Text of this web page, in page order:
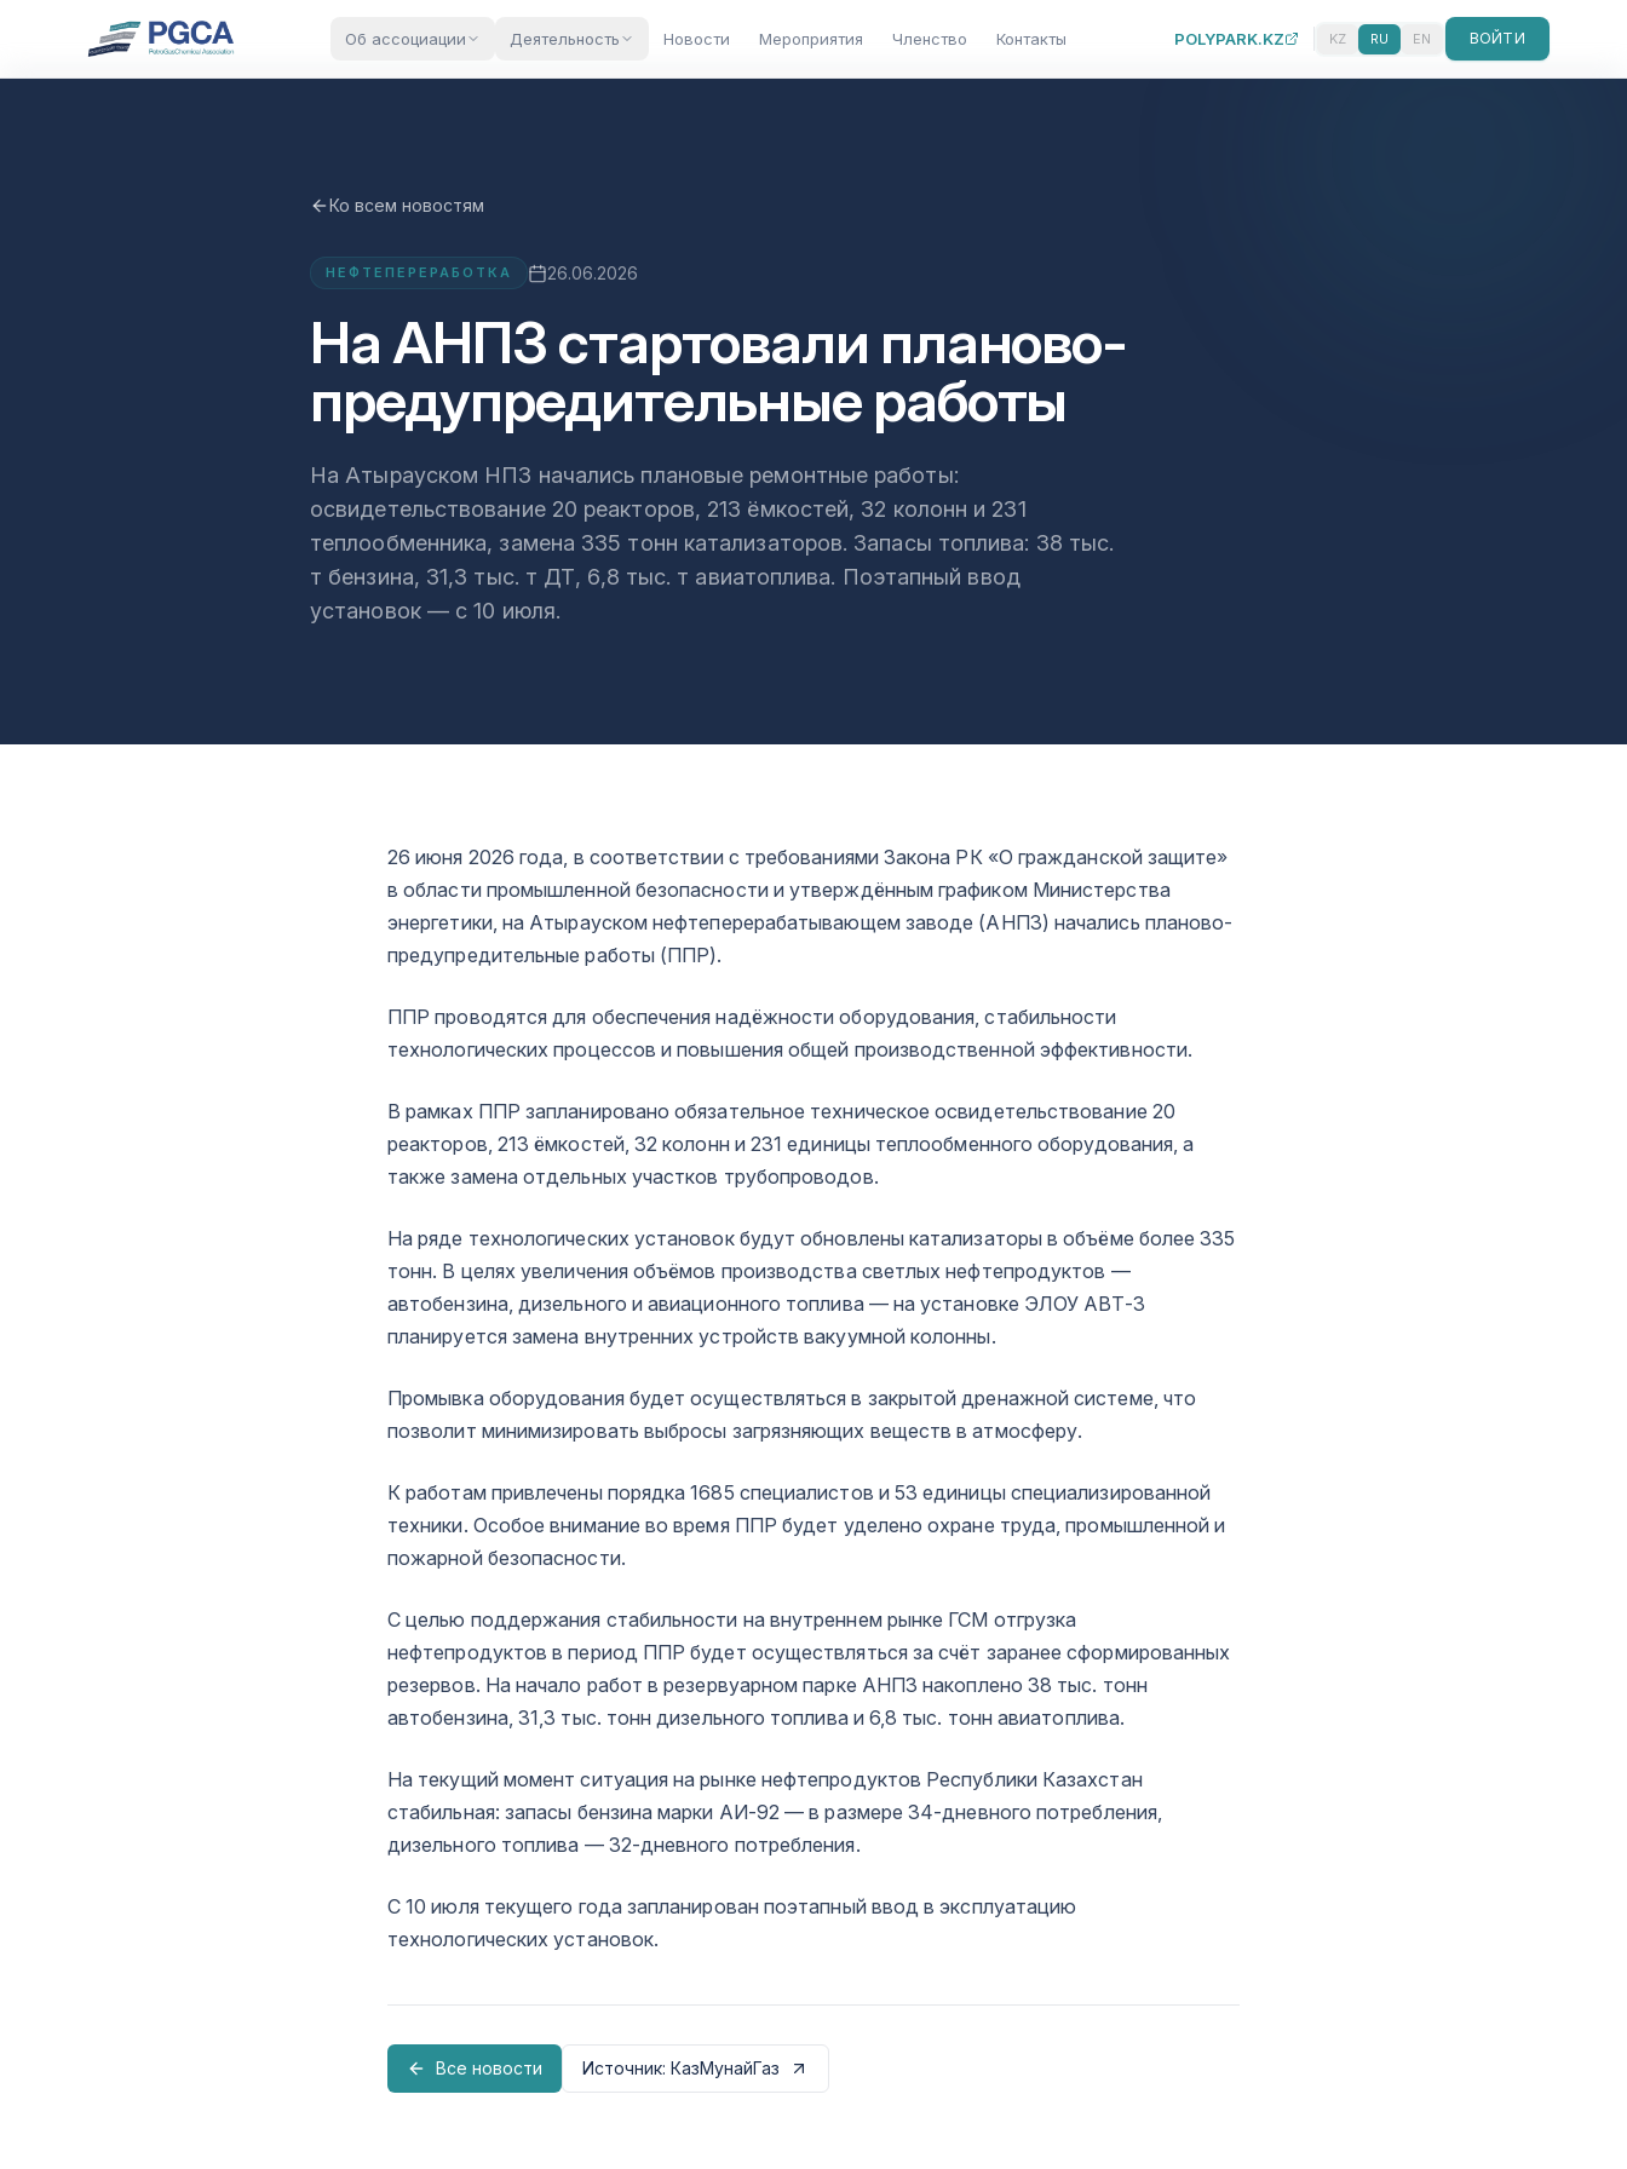
Об ассоциации Деятельность Новости Мероприятия Членство Контакты POLYPARK.KZ KZ RU EN ВОЙТИ
Ко всем новостям
НЕФТЕПЕРЕРАБОТКА 26.06.2026
На АНПЗ стартовали планово-
предупредительные работы
На Атырауском НПЗ начались плановые ремонтные работы:
освидетельствование 20 реакторов, 213 ёмкостей, 32 колонн и 231
теплообменника, замена 335 тонн катализаторов. Запасы топлива: 38 тыс.
т бензина, 31,3 тыс. т ДТ, 6,8 тыс. т авиатоплива. Поэтапный ввод
установок — с 10 июля.
26 июня 2026 года, в соответствии с требованиями Закона РК «О гражданской защите»
в области промышленной безопасности и утверждённым графиком Министерства
энергетики, на Атырауском нефтеперерабатывающем заводе (АНПЗ) начались планово-
предупредительные работы (ППР).
ППР проводятся для обеспечения надёжности оборудования, стабильности
технологических процессов и повышения общей производственной эффективности.
В рамках ППР запланировано обязательное техническое освидетельствование 20
реакторов, 213 ёмкостей, 32 колонн и 231 единицы теплообменного оборудования, а
также замена отдельных участков трубопроводов.
На ряде технологических установок будут обновлены катализаторы в объёме более 335
тонн. В целях увеличения объёмов производства светлых нефтепродуктов —
автобензина, дизельного и авиационного топлива — на установке ЭЛОУ АВТ-3
планируется замена внутренних устройств вакуумной колонны.
Промывка оборудования будет осуществляться в закрытой дренажной системе, что
позволит минимизировать выбросы загрязняющих веществ в атмосферу.
К работам привлечены порядка 1685 специалистов и 53 единицы специализированной
техники. Особое внимание во время ППР будет уделено охране труда, промышленной и
пожарной безопасности.
С целью поддержания стабильности на внутреннем рынке ГСМ отгрузка
нефтепродуктов в период ППР будет осуществляться за счёт заранее сформированных
резервов. На начало работ в резервуарном парке АНПЗ накоплено 38 тыс. тонн
автобензина, 31,3 тыс. тонн дизельного топлива и 6,8 тыс. тонн авиатоплива.
На текущий момент ситуация на рынке нефтепродуктов Республики Казахстан
стабильная: запасы бензина марки АИ-92 — в размере 34-дневного потребления,
дизельного топлива — 32-дневного потребления.
С 10 июля текущего года запланирован поэтапный ввод в эксплуатацию
технологических установок.
Все новости Источник: КазМунайГаз